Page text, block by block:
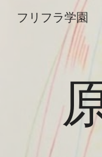
フリフラ学園